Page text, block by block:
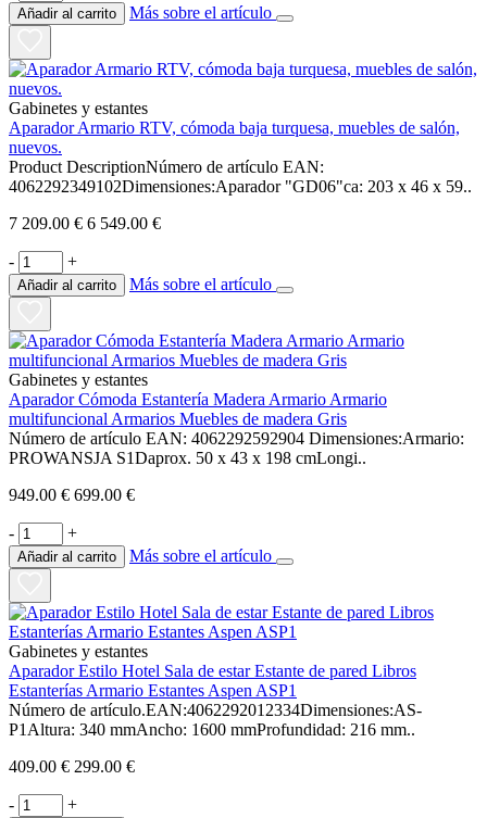
Añadir al carrito Más sobre el artículo
Gabinetes y estantes
Aparador Armario RTV, cómoda baja turquesa, muebles de salón,
nuevos.
Product DescriptionNúmero de artículo EAN:
4062292349102Dimensiones:Aparador "GD06"ca: 203 x 46 x 59..
7 209.00 € 6 549.00 €
- +
Añadir al carrito Más sobre el artículo
Gabinetes y estantes
Aparador Cómoda Estantería Madera Armario Armario
multifuncional Armarios Muebles de madera Gris
Número de artículo EAN: 4062292592904 Dimensiones:Armario:
PROWANSJA S1Daprox. 50 x 43 x 198 cmLongi..
949.00 € 699.00 €
- +
Añadir al carrito Más sobre el artículo
Gabinetes y estantes
Aparador Estilo Hotel Sala de estar Estante de pared Libros
Estanterías Armario Estantes Aspen ASP1
Número de artículo.EAN:4062292012334Dimensiones:AS-
P1Altura: 340 mmAncho: 1600 mmProfundidad: 216 mm..
409.00 € 299.00 €
- +